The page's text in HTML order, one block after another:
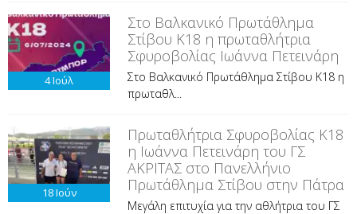
4Ιούλ
Στο Βαλκανικό Πρωτάθλημα
Στίβου Κ18 η πρωταθλήτρια
Σφυροβολίας Ιωάννα Πετεινάρη
Στο Βαλκανικό Πρωτάθλημα Στίβου Κ18 η
πρωταθλ...
18Ιούν
Πρωταθλήτρια Σφυροβολίας Κ18
η Ιωάννα Πετεινάρη του ΓΣ
ΑΚΡΙΤΑΣ στο Πανελλήνιο
Πρωτάθλημα Στίβου στην Πάτρα
Μεγάλη επιτυχία για την αθλήτρια του ΓΣ